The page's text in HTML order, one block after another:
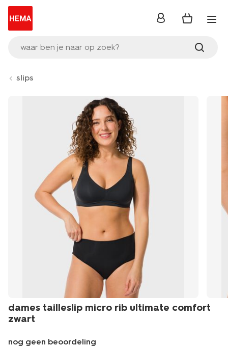
waar ben je naar op zoek?
inloggen
slips
dames tailleslip micro rib ultimate comfort
zwart
nog geen beoordeling